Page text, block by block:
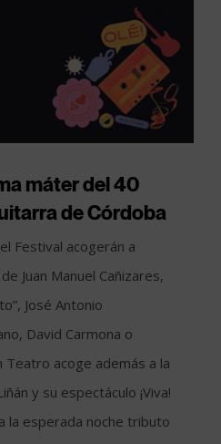
máter del 40
de Córdoba
Festival acogerán a
Juan Manuel Cañizares,
José Antonio
David Carmona o
Teatro acoge además a la
y su espectáculo ¡Viva!
la esperada noche tributo